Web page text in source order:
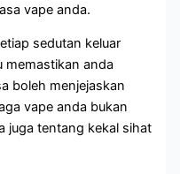
vape anda.
sedutan keluar
memastikan anda
boleh menjejaskan
vape anda bukan
juga tentang kekal sihat